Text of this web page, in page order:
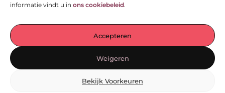
informatie vindt u in ons cookiebeleid.
Accepteren
Weigeren
Bekijk Voorkeuren
— Laat je meenemen door inspirerende ervaringen,
praktische adviezen en waardevolle kennis. Alles
overzichtelijk gebundeld op één plek. Begin vandaag nog